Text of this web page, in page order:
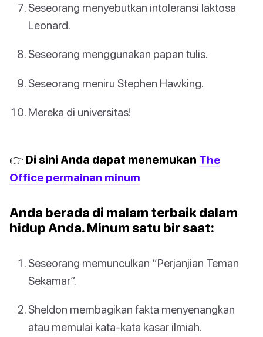
Seseorang menyebutkan intoleransi laktosa
Leonard.
Seseorang menggunakan papan tulis.
Seseorang meniru Stephen Hawking.
Mereka di universitas!
👉 Di sini Anda dapat menemukan The
Office permainan minum
Anda berada di malam terbaik dalam
hidup Anda. Minum satu bir saat:
Seseorang memunculkan “Perjanjian Teman
Sekamar”.
Sheldon membagikan fakta menyenangkan
atau memulai kata-kata kasar ilmiah.